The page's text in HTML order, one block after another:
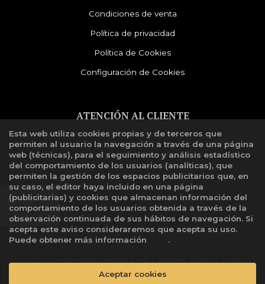
Condiciones de venta
Política de privacidad
Política de Cookies
Configuración de Cookies
ATENCIÓN AL CLIENTE
Quiénes somos
Libro de reclamaciones
2026 ©DISTRIBUIDORA DE LIBROS HERALDOS
. Todos los Derechos Reservados |
Esta web utiliza cookies propias y de terceros que
permiten al usuario la navegación a través de una página
web (técnicas), para el seguimiento y análisis estadístico
del comportamiento de los usuarios (analíticas), que
permiten la gestión de los espacios publicitarios que, en
su caso, el editor haya incluido en una página
(publicitarias) y cookies que almacenan información del
comportamiento de los usuarios obtenida a través de la
observación continuada de sus hábitos de navegación. Si
acepta este aviso consideraremos que acepta su uso.
Puede obtener más información
.
Aceptar cookies